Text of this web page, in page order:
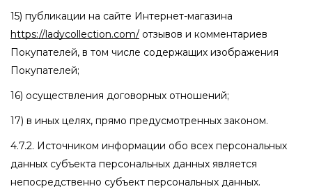
15) публикации на сайте Интернет-магазина
https://ladycollection.com/ отзывов и комментариев
Покупателей, в том числе содержащих изображения
Покупателей;
16) осуществления договорных отношений;
17) в иных целях, прямо предусмотренных законом.
4.7.2. Источником информации обо всех персональных
данных субъекта персональных данных является
непосредственно субъект персональных данных.